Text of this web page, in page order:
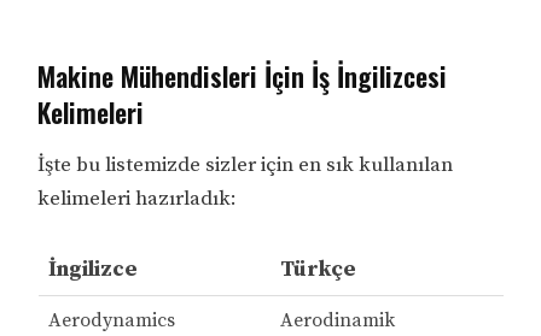
Makine Mühendisleri İçin İş İngilizcesi
Kelimeleri
İşte bu listemizde sizler için en sık kullanılan
kelimeleri hazırladık:
İngilizce Türkçe
Aerodynamics Aerodinamik